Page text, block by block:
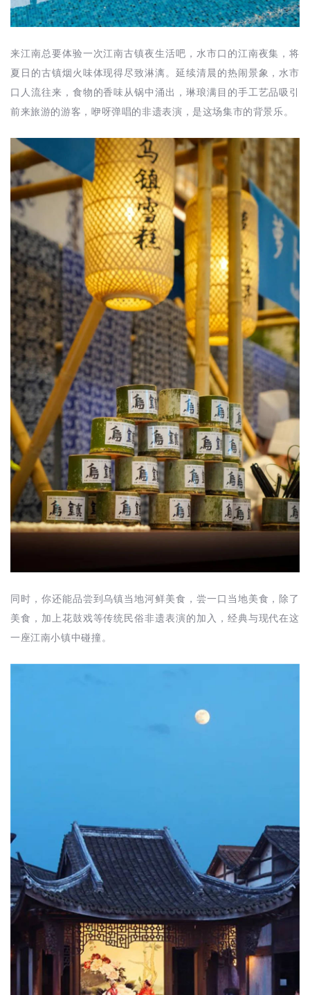
来江南总要体验一次江南古镇夜生活吧，水市口的江南夜集，将
夏日的古镇烟火味体现得尽致淋漓。延续清晨的热闹景象，水市
口人流往来，食物的香味从锅中涌出，琳琅满目的手工艺品吸引
前来旅游的游客，咿呀弹唱的非遗表演，是这场集市的背景乐。
同时，你还能品尝到乌镇当地河鲜美食，尝一口当地美食，除了
美食，加上花鼓戏等传统民俗非遗表演的加入，经典与现代在这
一座江南小镇中碰撞。